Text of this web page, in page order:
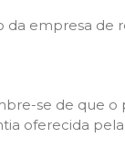
empresa de
se de que o
oferecida